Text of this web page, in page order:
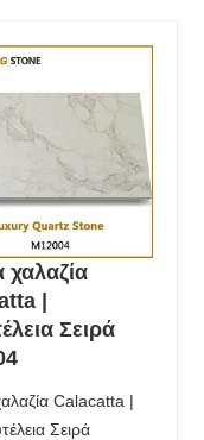
χαλαζία
|
Σειρά
Calacatta |
Σειρά